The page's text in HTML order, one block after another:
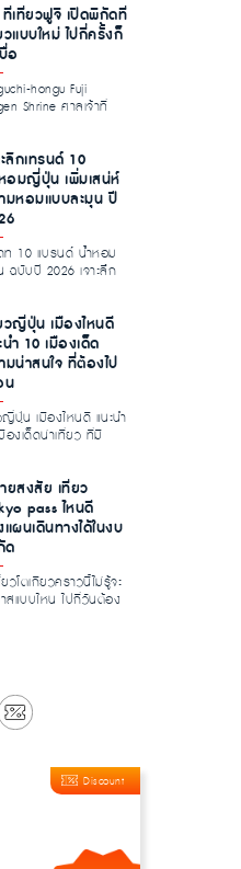
เที่ยวฟูจิ เปิดพิกัดที่
วแบบใหม่ ไปกี่ครั้งก็
อ
hongu Fuji
Shrine ศาลเจ้าที่
ะลึกเทรนด์ 10
อมญี่ปุ่น เพิ่มเสน่ห์
มหอมแบบละมุน ปี
ท 10 แบรนด์ น้ำหอม
บับปี 2026 เจาะลึก
วญี่ปุ่น เมืองไหนดี
นำ 10 เมืองเด็ด
มน่าสนใจ ที่ต้องไป
น
ญี่ปุ่น เมืองไหนดี แนะนำ
องเด็ดน่าเที่ยว ที่มี
ยสงสัย เที่ยว
pass ไหนดี
แผนเดินทางได้ในงบ
ด
วโตเกียวคราวนี้ไม่รู้จะ
สแบบไหน ไปกี่วันต้อง
Discount